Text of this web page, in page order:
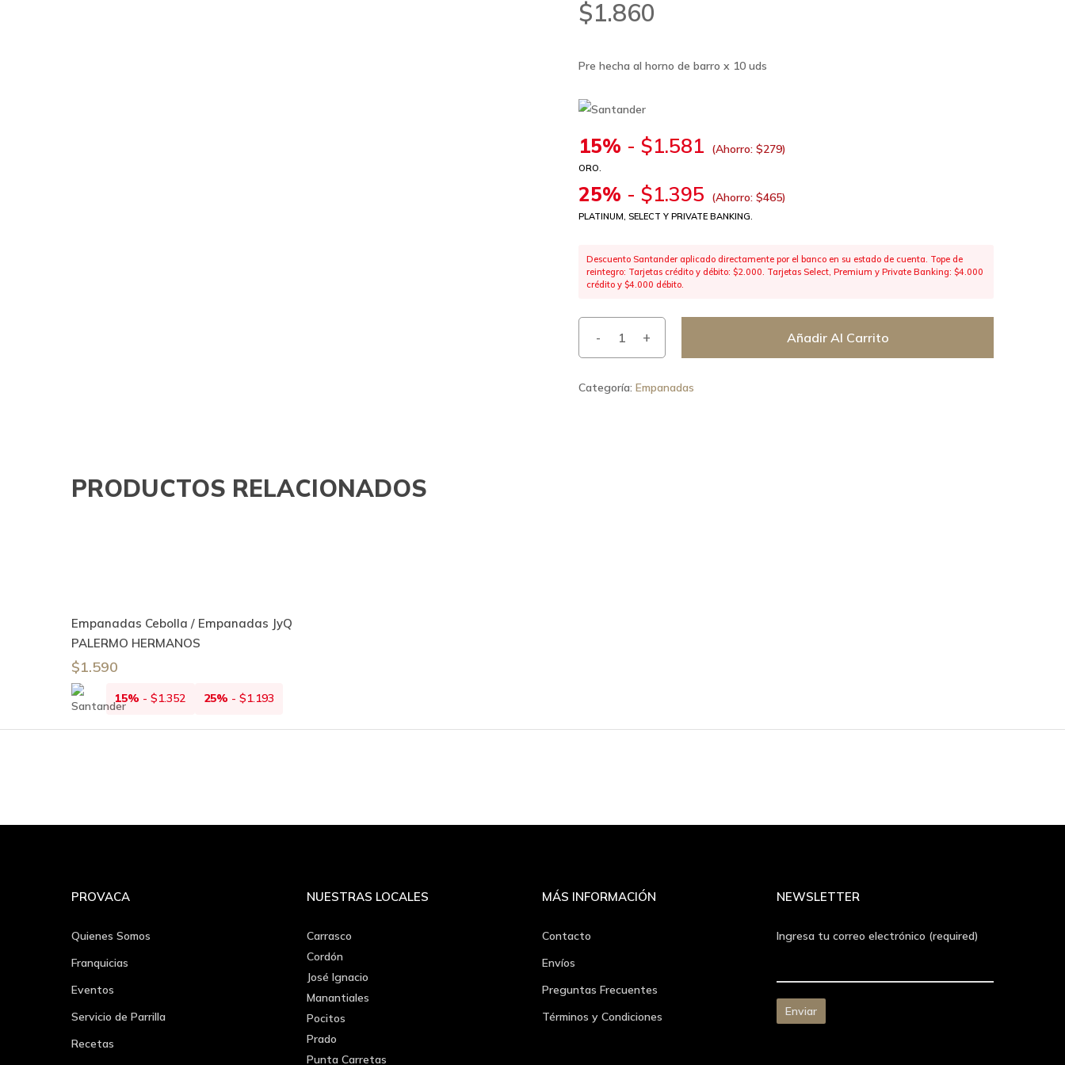
$1.860
Pre hecha al horno de barro x 10 uds
15% -$1.581 (Ahorro:$279)
ORO.
25% -$1.395 (Ahorro:$465)
PLATINUM, SELECT Y PRIVATE BANKING.
Descuento Santander aplicado directamente por el banco en su estado de cuenta. Tope de
reintegro: Tarjetas crédito y débito: $2.000. Tarjetas Select, Premium y Private Banking: $4.000
crédito y $4.000 débito.
Añadir Al Carrito
Categoría:Empanadas
PRODUCTOS RELACIONADOS
Empanadas Cebolla / Empanadas JyQ
PALERMO HERMANOS
$1.590
15% -$1.352 25% -$1.193
PROVACA
Quienes Somos
Franquicias
Eventos
Servicio de Parrilla
Recetas
NUESTRAS LOCALES
Carrasco
Cordón
José Ignacio
Manantiales
Pocitos
Prado
Punta Carretas
MÁS INFORMACIÓN
Contacto
Envíos
Preguntas Frecuentes
Términos y Condiciones
NEWSLETTER
Ingresa tu correo electrónico (required)